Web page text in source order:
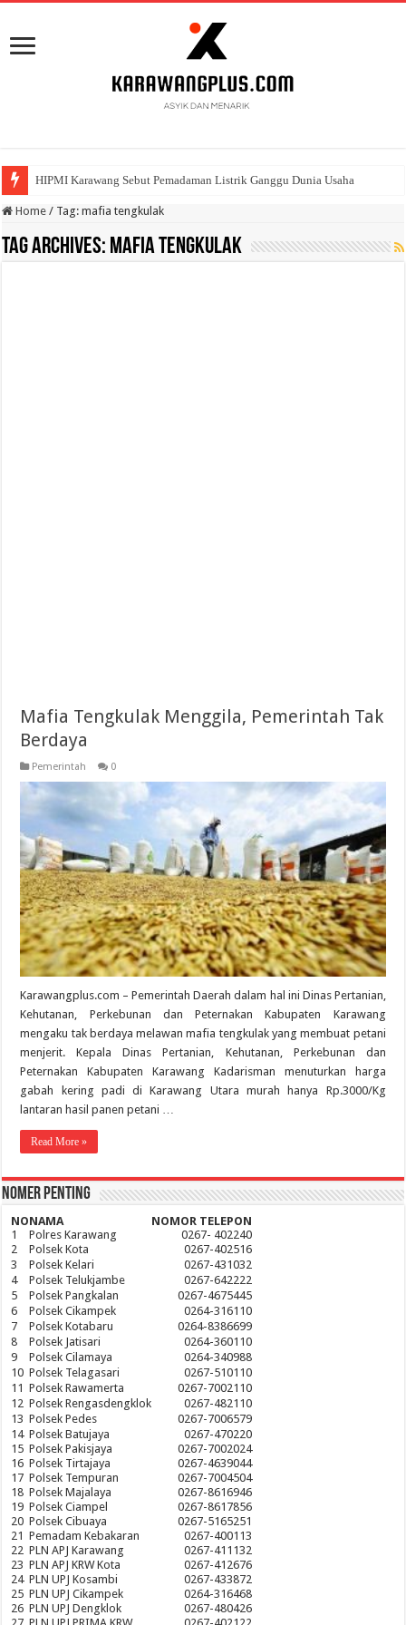
HIPMI Karawang Sebut Pemadaman Listrik Ganggu Dunia Usaha
Home / Tag:mafia tengkulak
Tag Archives: mafia tengkulak
Mafia Tengkulak Menggila, Pemerintah Tak
Berdaya
Pemerintah 0
Karawangplus.com – Pemerintah Daerah dalam hal ini Dinas Pertanian,
Kehutanan, Perkebunan dan Peternakan Kabupaten Karawang
mengaku tak berdaya melawan mafia tengkulak yang membuat petani
menjerit. Kepala Dinas Pertanian, Kehutanan, Perkebunan dan
Peternakan Kabupaten Karawang Kadarisman menuturkan harga
gabah kering padi di Karawang Utara murah hanya Rp.3000/Kg
lantaran hasil panen petani …
Read More »
Nomer Penting
NONAMA
NOMOR TELEPON
1
Polres Karawang
0267- 402240
2
Polsek Kota
0267-402516
3
Polsek Kelari
0267-431032
4
Polsek Telukjambe
0267-642222
5
Polsek Pangkalan
0267-4675445
6
Polsek Cikampek
0264-316110
7
Polsek Kotabaru
0264-8386699
8
Polsek Jatisari
0264-360110
9
Polsek Cilamaya
0264-340988
10 Polsek Telagasari
0267-510110
11 Polsek Rawamerta
0267-7002110
12 Polsek Rengasdengklok
0267-482110
13 Polsek Pedes
0267-7006579
14 Polsek Batujaya
0267-470220
15 Polsek Pakisjaya
0267-7002024
16 Polsek Tirtajaya
0267-4639044
17 Polsek Tempuran
0267-7004504
18 Polsek Majalaya
0267-8616946
19 Polsek Ciampel
0267-8617856
20 Polsek Cibuaya
0267-5165251
21 Pemadam Kebakaran
0267-400113
22 PLN APJ Karawang
0267-411132
23 PLN APJ KRW Kota
0267-412676
24 PLN UPJ Kosambi
0267-433872
25 PLN UPJ Cikampek
0264-316468
26 PLN UPJ Dengklok
0267-480426